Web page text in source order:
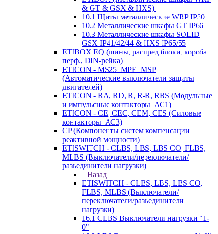
& GT & GSX & HXS)
10.1 Щиты металлические WRP IP30
10.2 Металлические шкафы GT IP66
10.3 Металлические шкафы SOLID
GSX IP41/42/44 & HXS IP65/55
ETIBOX EQ (шины, распред.блоки, короба
перф., DIN-рейка)
ETICON - MS25_MPE_MSP
(Автоматические выключатели защиты
двигателей)
ETICON - RA, RD, R, R-R, RBS (Модульные
и импульсные контакторы_АС1)
ETICON - CE, CEC, CEM, CES (Силовые
контакторы_АС3)
CP (Компоненты систем компенсации
реактивной мощности)
ETISWITCH - CLBS, LBS, LBS CO, FLBS,
MLBS (Выключатели/переключатели/
разъединители нагрузки)
Назад
ETISWITCH - CLBS, LBS, LBS CO,
FLBS, MLBS (Выключатели/
переключатели/разъединители
нагрузки)
16.1 CLBS Выключатели нагрузки "1-
0"